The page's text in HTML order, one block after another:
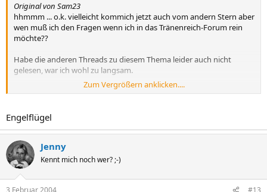
Original von Sam23
hhmmm ... o.k. vielleicht kommich jetzt auch vom andern Stern aber
wen muß ich den Fragen wenn ich in das Tränenreich-Forum rein
möchte??
Habe die anderen Threads zu diesem Thema leider auch nicht
gelesen, war ich wohl zu langsam.
LG Sammy
Zum Vergrößern anklicken....
Engelflügel
Jenny
Kennt mich noch wer? ;-)
3 Februar 2004 #13